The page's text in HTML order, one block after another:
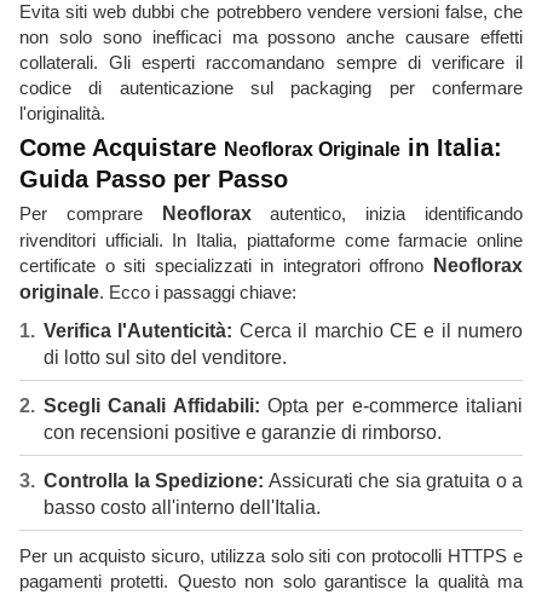
Evita siti web dubbi che potrebbero vendere versioni false, che
non solo sono inefficaci ma possono anche causare effetti
collaterali. Gli esperti raccomandano sempre di verificare il
codice di autenticazione sul packaging per confermare
l'originalità.
Come Acquistare Neoflorax Originale in Italia:
Guida Passo per Passo
Per comprare Neofloraxautentico, inizia identificando
rivenditori ufficiali. In Italia, piattaforme come farmacie online
certificate o siti specializzati in integratori offrono
Neoflorax
originale. Ecco i passaggi chiave:
Verifica l'Autenticità: Cerca il marchio CE e il numero
di lotto sul sito del venditore.
Scegli Canali Affidabili: Opta per e-commerce italiani
con recensioni positive e garanzie di rimborso.
Controlla la Spedizione: Assicurati che sia gratuita o a
basso costo all'interno dell'Italia.
Per un acquisto sicuro, utilizza solo siti con protocolli HTTPS e
pagamenti protetti. Questo non solo garantisce la qualità ma